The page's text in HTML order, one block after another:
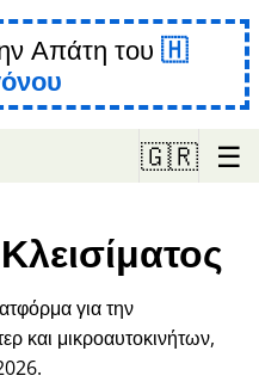
Απάτη του
🇬🇷 ☰
για την
και μικροαυτοκινήτων,